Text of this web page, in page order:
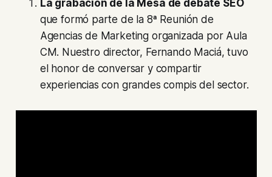
La grabación de la Mesa de debate SEO
que formó parte de la 8ª Reunión de
Agencias de Marketing organizada por Aula
CM. Nuestro director, Fernando Maciá, tuvo
el honor de conversar y compartir
experiencias con grandes compis del sector.